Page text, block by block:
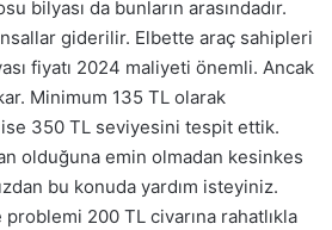
bilyası da bunların arasındadır.
giderilir. Elbette araç sahipleri
fiyatı 2024 maliyeti önemli. Ancak
Minimum 135 TL olarak
350 TL seviyesini tespit ettik.
olduğuna emin olmadan kesinkes
bu konuda yardım isteyiniz.
200 TL civarına rahatlıkla